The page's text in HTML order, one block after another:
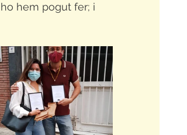
hem pogut fer; i